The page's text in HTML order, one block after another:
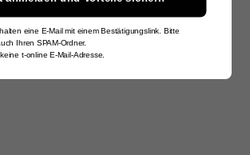
eine E-Mail mit einem Bestätigungslink. Bitte
Ihren SPAM-Ordner.
t-online E-Mail-Adresse.